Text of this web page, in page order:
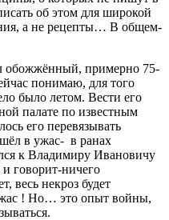
об этом для широкой
а не рецепты… В общем-
обожжённый, примерно 75-
понимаю, для того
было летом. Вести его
палате по известным
его перевязывать
в ужас- в ранах
к Владимиру Ивановичу
говорит-ничего
весь некроз будет
! Но… это опыт войны,